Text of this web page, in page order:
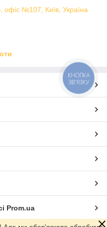
офіс №107, Київ, Україна
Prom.ua
КНОПКА
ЗВ'ЯЗКУ